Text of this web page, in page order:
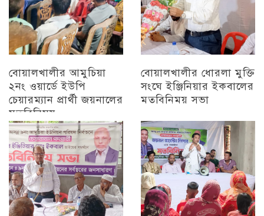
বোয়ালখালীর আমুচিয়া
২নং ওয়ার্ডে ইউপি
চেয়ারম্যান প্রার্থী জয়নালের
মতবিনিময়
চট্টগ্রাম
বোয়ালখালীর ধোরলা মুক্তি
সংঘে ইঞ্জিনিয়ার ইকবালের
মতবিনিময় সভা
চট্টগ্রাম